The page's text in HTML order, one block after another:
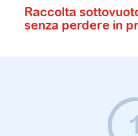
Raccolta
senza perdere in